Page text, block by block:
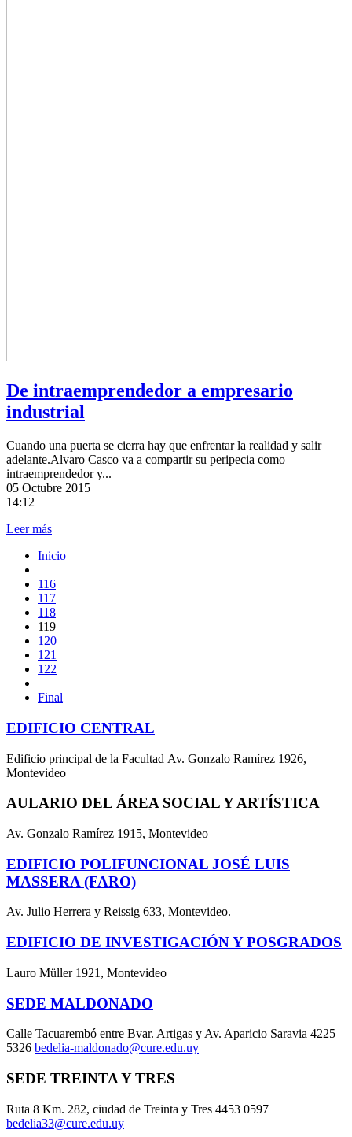
De intraemprendedor a empresario
industrial
Cuando una puerta se cierra hay que enfrentar la realidad y salir
adelante.Alvaro Casco va a compartir su peripecia como
intraemprendedor y...
05 Octubre 2015
14:12
Leer más
Inicio
116
117
118
119
120
121
122
Final
EDIFICIO CENTRAL
Edificio principal de la Facultad Av. Gonzalo Ramírez 1926,
Montevideo
AULARIO DEL ÁREA SOCIAL Y ARTÍSTICA
Av. Gonzalo Ramírez 1915, Montevideo
EDIFICIO POLIFUNCIONAL JOSÉ LUIS
MASSERA (FARO)
Av. Julio Herrera y Reissig 633, Montevideo.
EDIFICIO DE INVESTIGACIÓN Y POSGRADOS
Lauro Müller 1921, Montevideo
SEDE MALDONADO
Calle Tacuarembó entre Bvar. Artigas y Av. Aparicio Saravia 4225
5326 bedelia-maldonado@cure.edu.uy
SEDE TREINTA Y TRES
Ruta 8 Km. 282, ciudad de Treinta y Tres 4453 0597
bedelia33@cure.edu.uy